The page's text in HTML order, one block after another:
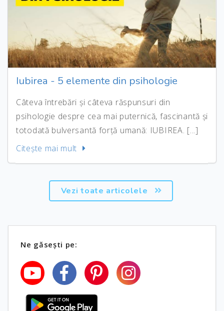
Iubirea - 5 elemente din psihologie
Câteva întrebări și câteva răspunsuri din
psihologie despre cea mai puternică, fascinantă și
totodată bulversantă forță umană: IUBIREA. [...]
Citeşte mai mult
Vezi toate articolele
Ne găseşti pe: